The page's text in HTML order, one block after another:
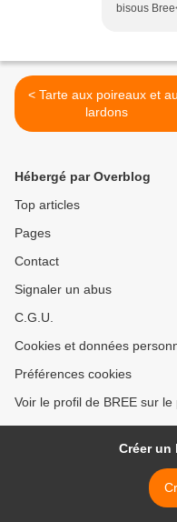
bisous
< Tarte aux poireaux et aux
lardons
Hébergé par Overblog
Top articles
Pages
Contact
Signaler un abus
C.G.U.
Cookies et données
Préférences cookies
Voir le profil de BREE sur
Créer un